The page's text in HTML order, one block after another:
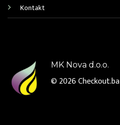
Kontakt
MK Nova d.o.o.
© 2026Checkout.ba